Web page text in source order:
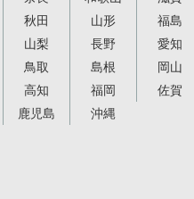
秋田 山形 福島
山梨 長野 愛知
鳥取 島根 岡山
高知 福岡 佐賀
鹿児島 沖縄